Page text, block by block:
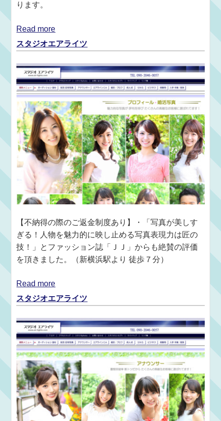
ります。
Read more
スタジオエアライツ
【不納得の際のご返金制度あり】・「写真が美しす
ぎる！人物を魅力的に映し止める写真表現力は匠の
技！」とファッション誌「ＪＪ」からも絶賛の評価
を頂きました。（新横浜駅より 徒歩７分）
Read more
スタジオエアライツ